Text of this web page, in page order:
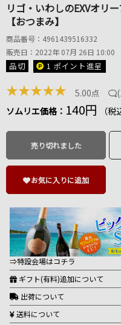
リゴ・いわしのEXVオリ
【おつまみ】
商品番号：4961439516332
販売日：2022年 07月 26日 10:00
品切 1 ポイント進呈
★★★★★ 5.00点 (
ソムリエ価格： 140円 （税
売り切れました
お気に入りに追加
⇒特設会場はコチラ
ギフト(有料)追加について
出荷について
送料について